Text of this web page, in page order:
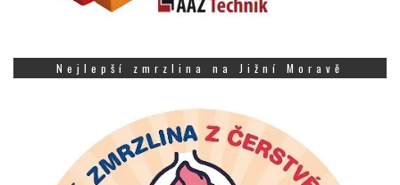
Nejlepší zmrzlina na Jižní Moravě